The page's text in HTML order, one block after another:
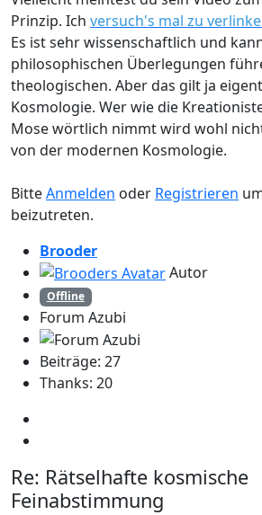
Prinzip. Ich versuch's mal zu
Es ist sehr wissenschaftlich und
philosophischen Überlegungen
theologischen. Aber das gilt ja
Kosmologie. Wer wie die
Mose wörtlich nimmt wird wohl
von der modernen Kosmologie.
BitteAnmelden oder Registrieren
beizutreten.
Brooder
Autor
Offline
Forum Azubi
Beiträge: 27
Thanks: 20
Re: Rätselhafte kosmische
Feinabstimmung